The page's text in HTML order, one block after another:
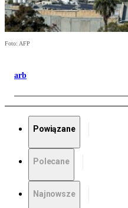
Foto: AFP
arb
Powiązane
Polecane
Najnowsze